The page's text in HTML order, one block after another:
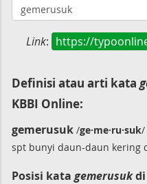
Link: https://
Definisi atau arti kata
KBBI Online:
gemerusuk /ge·me·ru·suk/
spt bunyi daun-daun kering
Posisi kata gemerusukdi